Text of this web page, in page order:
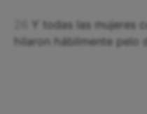
Y todas las mujeres
hilaron hábilmente pelo